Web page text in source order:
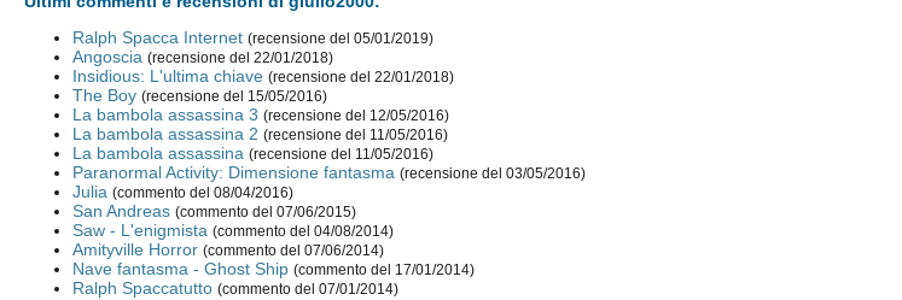
Ralph Spacca Internet (recensione del 05/01/2019)
Angoscia (recensione del 22/01/2018)
Insidious: L'ultima chiave (recensione del 22/01/2018)
The Boy (recensione del 15/05/2016)
La bambola assassina 3 (recensione del 12/05/2016)
La bambola assassina 2 (recensione del 11/05/2016)
La bambola assassina (recensione del 11/05/2016)
Paranormal Activity: Dimensione fantasma (recensione del 03/05/2016)
Julia (commento del 08/04/2016)
San Andreas (commento del 07/06/2015)
Saw - L'enigmista (commento del 04/08/2014)
Amityville Horror (commento del 07/06/2014)
Nave fantasma - Ghost Ship (commento del 17/01/2014)
Ralph Spaccatutto (commento del 07/01/2014)